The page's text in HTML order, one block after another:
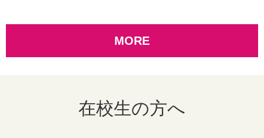
MORE
在校生の方へ